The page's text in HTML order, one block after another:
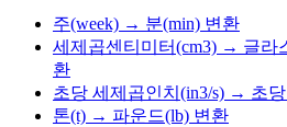
주(week) → 분(min) 변환
세제곱센티미터(cm3) → 글라
환
초당 세제곱인치(in3/s) → 초
톤(t) → 파운드(lb) 변환